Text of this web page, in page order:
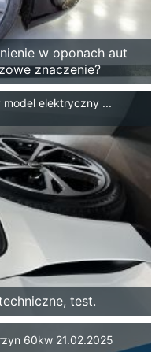
w oponach aut
znaczenie?
model elektryczny ...
test.
60kw 21.02.2025